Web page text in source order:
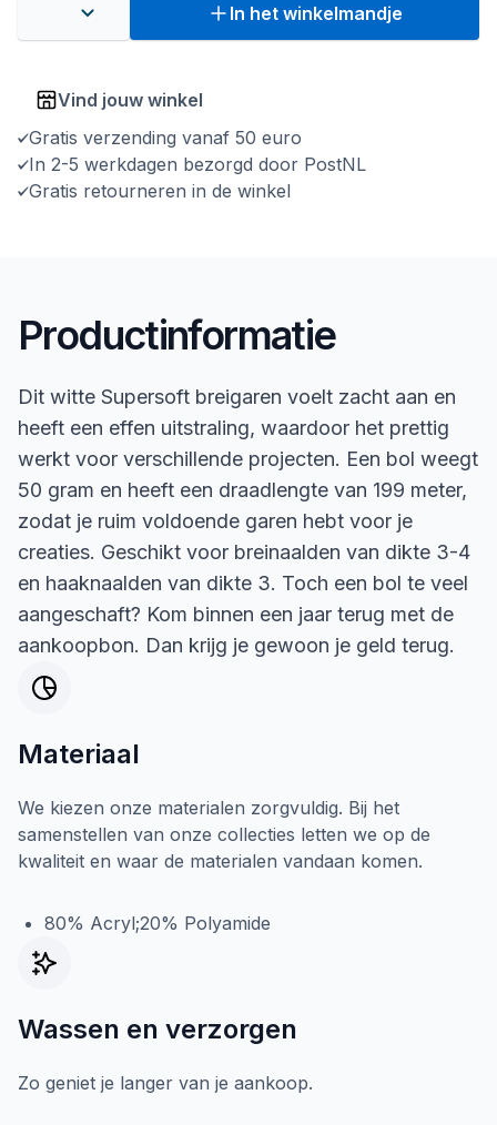
In het winkelmandje
Vind jouw winkel
Gratis verzending vanaf 50 euro
In 2-5 werkdagen bezorgd door PostNL
Gratis retourneren in de winkel
Productinformatie
Dit witte Supersoft breigaren voelt zacht aan en
heeft een effen uitstraling, waardoor het prettig
werkt voor verschillende projecten. Een bol weegt
50 gram en heeft een draadlengte van 199 meter,
zodat je ruim voldoende garen hebt voor je
creaties. Geschikt voor breinaalden van dikte 3-4
en haaknaalden van dikte 3. Toch een bol te veel
aangeschaft? Kom binnen een jaar terug met de
aankoopbon. Dan krijg je gewoon je geld terug.
Materiaal
We kiezen onze materialen zorgvuldig. Bij het
samenstellen van onze collecties letten we op de
kwaliteit en waar de materialen vandaan komen.
80% Acryl;20% Polyamide
Wassen en verzorgen
Zo geniet je langer van je aankoop.